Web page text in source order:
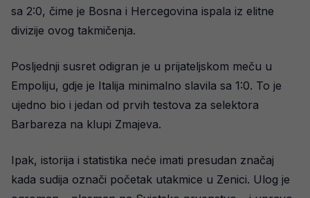
sa 2:0, čime je Bosna i Hercegovina ispala iz elitne
divizije ovog takmičenja.
Posljednji susret odigran je u prijateljskom meču u
Empoliju, gdje je Italija minimalno slavila sa 1:0. To je
ujedno bio i jedan od prvih testova za selektora
Barbareza na klupi Zmajeva.
Ipak, istorija i statistika neće imati presudan značaj
kada sudija označi početak utakmice u Zenici. Ulog je